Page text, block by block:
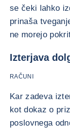
se čeki lahko
prinaša
ne morejo
Izterjava
RAČUNI
Kar zadeva
kot dokaz o
poslovnega